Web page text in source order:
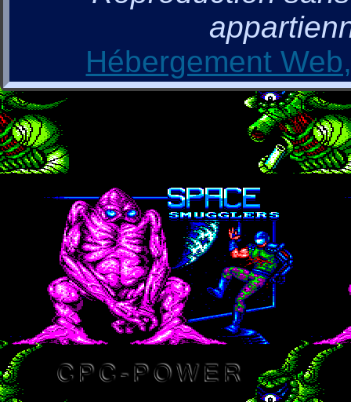
Hébergement